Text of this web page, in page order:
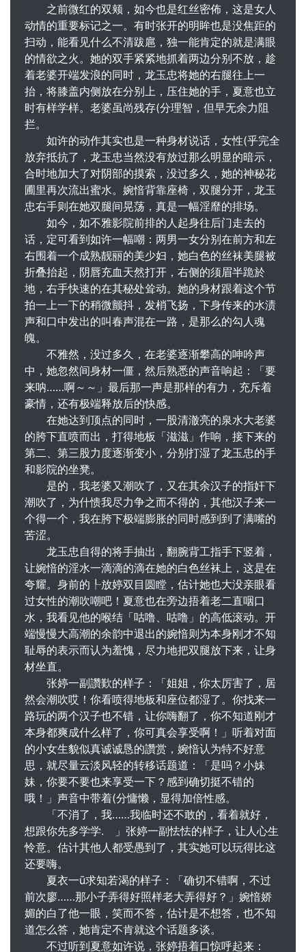
之前微红的双颊，如今也是红丝密佈，这是女人
动情的重要标记之一。有时张开的明眸也是没焦距的
扫动，能看见什么不清跋扈，独一能肯定的就是满眼
的情欲之火。她的双手紧紧地抓着两边分别不放，趁
着老婆开端发浪的同时，龙玉忠将她的右腿往上一
抬，将膝盖内侧放在分别上，压住她的手，夏意也立
时有样学样。老婆虽尚残存(分理智，但早无余力阻
拦。
如许的动作其实也是一种身材说话，女性(乎完全
放弃抵抗了，龙玉忠当然没有放过那么明显的暗示，
合时地加大了对阴部的摸索，没过多久，她的神秘花
圃里再次流出蜜水。婉愔背靠座椅，双腿分开，龙玉
忠右手则在她双腿间晃荡，真是一幅淫靡的排场。
如今，如不雅影院前排的人起身往后门走去的
话，定可看到如许一幅嘲：两男一女分别在前方和左
右围着一个成熟靓丽的美少妇，她白色的丝袜美腿被
折叠抬起，阴唇充血天然打开，右侧的须眉半跪於
地，右手快速的在其秘处耸动。她的身材跟着这个节
拍一上一下的稍微颤抖，发梢飞扬，下身传来的水渍
声和口中发出的叫春声混在一路，是那么的勾人魂
魄。
不雅然，没过多久，在老婆逐渐攀高的呻吟声
中，她忽然间身材一僵，然后熟悉的声音响起：「要
来呐……啊～～」最后那一声是那样的有力，充斥着
豪情，还有极端释放后的快感。
在她达到顶点的同时，一股清澈亮的泉水大老婆
的胯下直喷而出，打得地板「滋滋」作响，接下来的
第二、第三股力度逐渐变小，分别打湿了龙玉忠的手
和影院的坐凳。
是的，我老婆又潮吹了，又在其余汉子的指奸下
潮吹了，为什愦我尽力争之而不得的，其他汉子来一
个得一个，我在胯下极端膨胀的同时感到到了满嘴的
苦涩。
龙玉忠自得的将手抽出，翻腕背工指手下竖着，
让婉愔的淫水一滴滴的滴在她的白色丝袜上，这是在
夸耀。身前的┞放婷双目圆瞠，估计她也大没亲眼看
过女性的潮吹嘲吧！夏意也在旁边捂着老二直咽口
水，我看见他的喉结「咕噜、咕噜」的高低滚动。开
端慢慢大高潮的余韵中退出的婉愔则为本身刚才不知
耻辱的表示而认为羞愧，尽力地把双腿放下来，让身
材坐直。
张婷一副讚歎的样子：「姐姐，你太厉害了，居
然会潮吹哎！你看喷得地板和座位都湿了。你找来一
路玩的两个汉子也不错，让你嗨翻了，你不知道刚才
本身都爽成什么样了，你可真会享受啊！」听着对面
的小女生貌似真诚诚恳的讚赏，婉愔认为特不好意
思，就尽量云淡风轻的转移话题道：「是吗？小妹
妹，你要不要也来享受一下？感到确切挺不错的
哦！」声音中带着(分慵懒，显得加倍性感。
「不消了，我……我临时还不敢的，看着就好，
想跟你先多学学. 」张婷一副怯怯的样子，让人心生
怜意。估计其他人都受愚到了，其实她可以玩得比这
还要嗨。
夏衣一ū求知若渴的样子：「确切不错啊，不过
前次廖……那小子弄得好照样老大弄得好？」婉愔娇
媚的白了他一眼，笑而不答，估计是不想答，也不知
道怎么答，她肯定不肯就这个话题多谈。
不过听到夏意如许说，张婷捂着口惊呼起来：